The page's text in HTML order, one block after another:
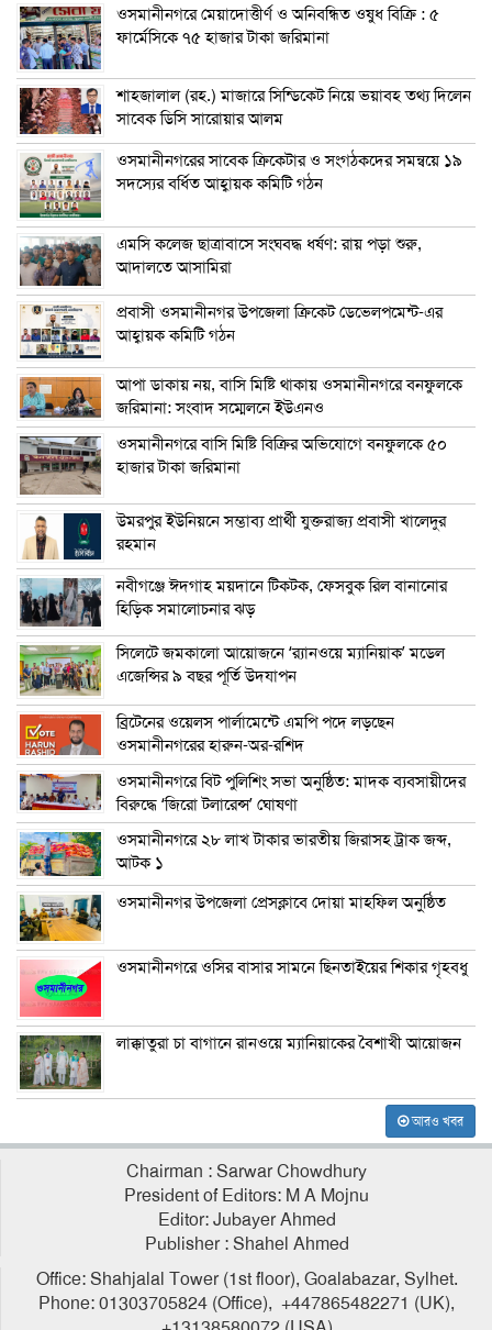
ওসমানীনগরে মেয়াদোত্তীর্ণ ও অনিবন্ধিত ওষুধ বিক্রি : ৫
ফার্মেসিকে ৭৫ হাজার টাকা জরিমানা
শাহজালাল (রহ.) মাজারে সিন্ডিকেট নিয়ে ভয়াবহ তথ্য দিলেন
সাবেক ডিসি সারোয়ার আলম
ওসমানীনগরের সাবেক ক্রিকেটার ও সংগঠকদের সমন্বয়ে ১৯
সদস্যের বর্ধিত আহ্বায়ক কমিটি গঠন
এম‌সি কলেজ ছাত্রাবাসে সংঘবদ্ধ ধর্ষণ: রায় পড়া শুরু,
আদালতে আসামিরা
প্রবাসী ওসমানীনগর উপজেলা ক্রিকেট ডেভেলপমেন্ট-এর
আহ্বায়ক কমিটি গঠন
আপা ডাকায় নয়, বাসি মিষ্টি থাকায় ওসমানীনগরে বনফুলকে
জরিমানা: সংবাদ সম্মেলনে ইউএনও
ওসমানীনগরে বাসি মিষ্টি বিক্রির অভিযোগে বনফুলকে ৫০
হাজার টাকা জরিমানা
উমরপুর ইউনিয়নে সম্ভাব্য প্রার্থী যুক্তরাজ্য প্রবাসী খালেদুর
রহমান
নবীগঞ্জে ঈদগাহ ময়দানে টিকটক, ফেসবুক রিল বানানোর
হিড়িক সমালোচনার ঝড়
সিলেটে জমকালো আয়োজনে ‘র‍্যানওয়ে ম্যানিয়াক’ মডেল
এজেন্সির ৯ বছর পূর্তি উদযাপন
ব্রিটেনের ওয়েলস পার্লামেন্টে এমপি পদে লড়ছেন
ওসমানীনগরের হারুন-অর-রশিদ
ওসমানীনগরে বিট পুলিশিং সভা অনুষ্ঠিত: মাদক ব্যবসায়ীদের
বিরুদ্ধে ‘জিরো টলারেন্স’ ঘোষণা
ওসমানীনগরে ২৮ লাখ টাকার ভারতীয় জিরাসহ ট্রাক জব্দ,
আটক ১
ওসমানীনগর উপজেলা প্রেসক্লাবে দোয়া মাহফিল অনুষ্ঠিত
ওসমানীনগরে ওসির বাসার সামনে ছিনতাইয়ের শিকার গৃহবধু
লাক্কাতুরা চা বাগানে রানওয়ে ম্যানিয়াকের বৈশাখী আয়োজন
আরও খবর
Chairman : Sarwar Chowdhury
President of Editors: M A Mojnu
Editor: Jubayer Ahmed
Publisher : Shahel Ahmed
Office: Shahjalal Tower (1st floor), Goalabazar, Sylhet.
Phone: 01303705824 (Office), +447865482271 (UK),